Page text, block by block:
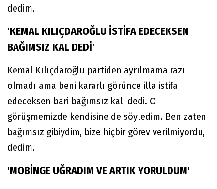
dedim.
'KEMAL KILIÇDAROĞLU İSTİFA EDECEKSEN
BAĞIMSIZ KAL DEDİ'
Kemal Kılıçdaroğlu partiden ayrılmama razı
olmadı ama beni kararlı görünce illa istifa
edeceksen bari bağımsız kal, dedi. O
görüşmemizde kendisine de söyledim. Ben zaten
bağımsız gibiydim, bize hiçbir görev verilmiyordu,
dedim.
'MOBİNGE UĞRADIM VE ARTIK YORULDUM'